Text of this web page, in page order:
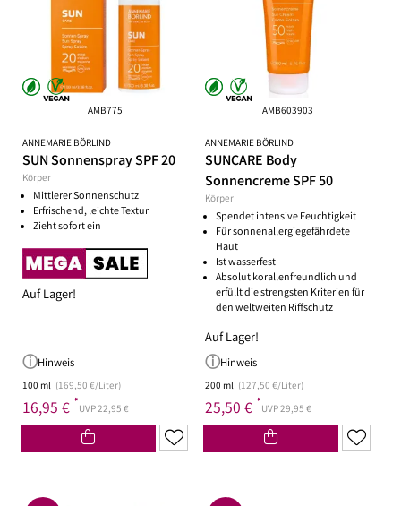
AMB775
ANNEMARIE BÖRLIND
SUN Sonnenspray SPF 20
Körper
Mittlerer Sonnenschutz
Erfrischend, leichte Textur
Zieht sofort ein
Auf Lager!
Hinweis
100 ml (169,50 €/Liter)
16,95 € *UVP 22,95 €
AMB603903
ANNEMARIE BÖRLIND
SUNCARE Body
Sonnencreme SPF 50
Körper
Spendet intensive Feuchtigkeit
Für sonnenallergiegefährdete
Haut
Ist wasserfest
Absolut korallenfreundlich und
erfüllt die strengsten Kriterien für
den weltweiten Riffschutz
Auf Lager!
Hinweis
200 ml (127,50 €/Liter)
25,50 € *UVP 29,95 €